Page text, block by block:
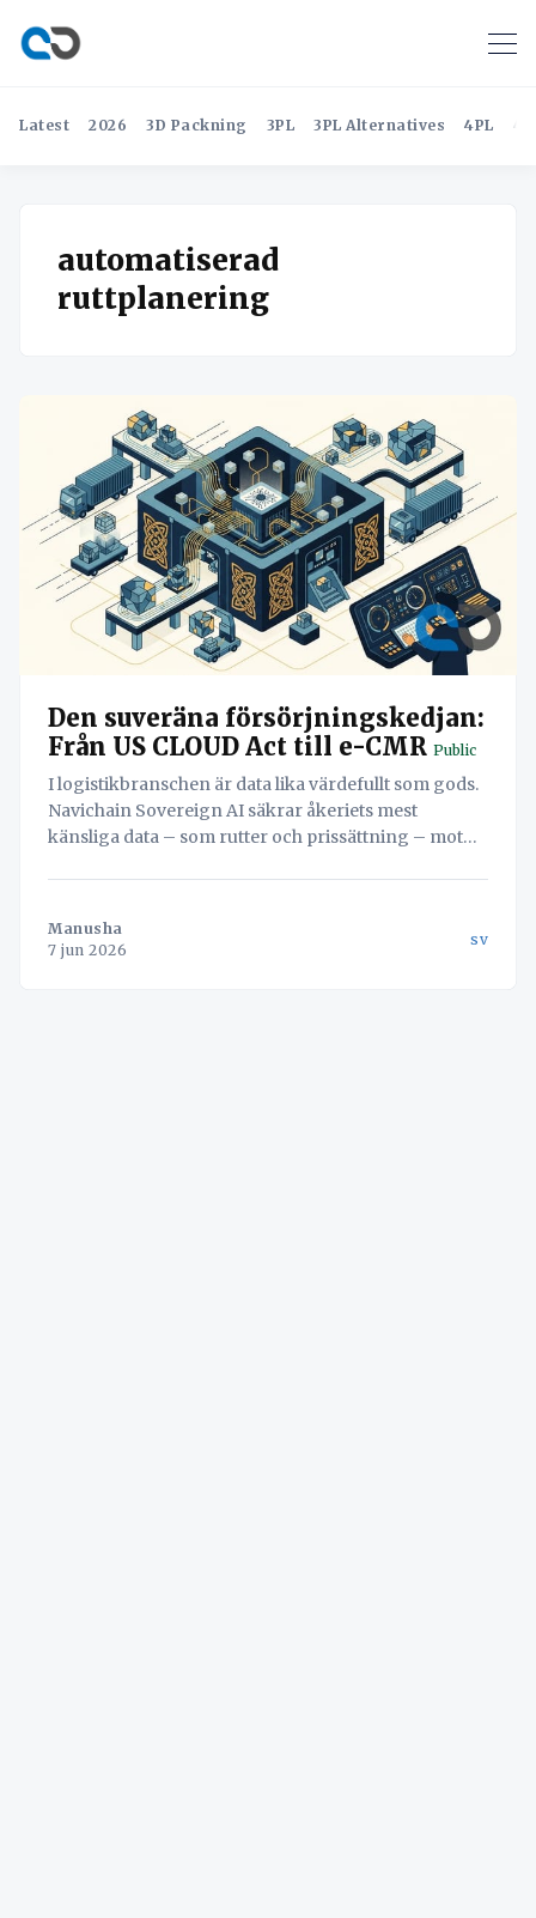
Latest 2026 3D Packning 3PL 3PL Alternatives 4PL
automatiserad
ruttplanering
Den suveräna försörjningskedjan:
Från US CLOUD Act till e-CMR Public
I logistikbranschen är data lika värdefullt som gods.
Navichain Sovereign AI säkrar åkeriets mest
känsliga data – som rutter och prissättning – mot
Manusha
7 jun 2026
sv